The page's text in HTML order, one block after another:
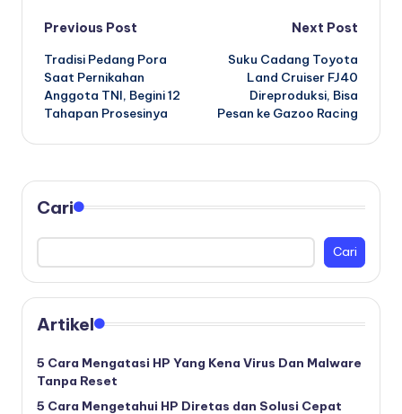
Post
navigation
Previous Post
Tradisi Pedang Pora
Saat Pernikahan
Anggota TNI, Begini 12
Tahapan Prosesinya
Next Post
Suku Cadang Toyota
Land Cruiser FJ40
Direproduksi, Bisa
Pesan ke Gazoo Racing
Cari
Cari
Artikel
5 Cara Mengatasi HP Yang Kena Virus Dan Malware
Tanpa Reset
5 Cara Mengetahui HP Diretas dan Solusi Cepat